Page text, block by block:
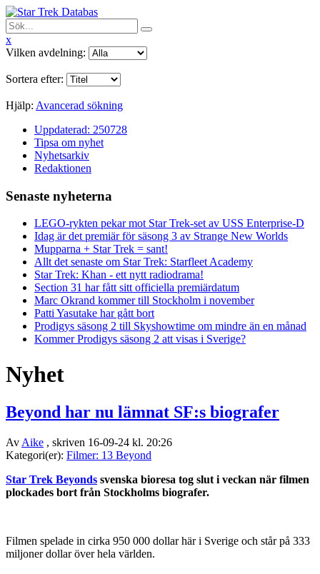
x
Vilken avdelning:
Sortera efter:
Hjälp: Avancerad sökning
Uppdaterad: 250728
Tipsa om nyhet
Nyhetsarkiv
Redaktionen
Senaste nyheterna
LEGO-rykten pekar mot Star Trek-set av USS Enterprise-D
Idag är det premiär för säsong 3 av Strange New Worlds
Mupparna + Star Trek = sant!
Allt det senaste om Star Trek: Starfleet Academy
Star Trek: Khan - ett nytt radiodrama!
Section 31 har fått sitt officiella premiärdatum
Marc Okrand kommer till Stockholm i november
Patti Yasutake har gått bort
Prodigys säsong 2 till Skyshowtime om mindre än en månad
Kommer Prodigys säsong 2 att visas i Sverige?
Nyhet
Beyond har nu lämnat SF:s biografer
Av Aike , skriven 16-09-24 kl. 20:26
Kategori(er): Filmer: 13 Beyond
Star Trek Beyonds svenska bioresa tog slut i veckan när filmen
plockades bort från Stockholms biografer.
Filmen spelade in cirka 950 000 dollar här i Sverige och står på 333
miljoner dollar över hela världen.